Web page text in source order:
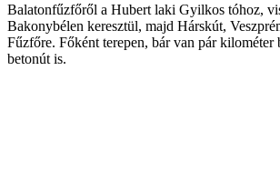
Balatonfűzfőről a Hubert laki Gyilkos tóhoz,
Bakonybélen keresztül, majd Hárskút,
Fűzfőre. Főként terepen, bár van pár kilométer
betonút is.